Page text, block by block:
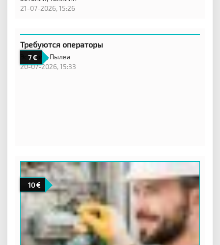
21-07-2026, 15:26
7
Требуются операторы
Эстония,Пылва
20-07-2026, 15:33
10